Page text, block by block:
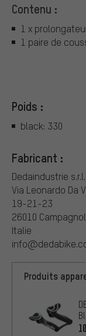
Contenu :
1 x
1 paire de
Poids :
black: 330
Fabricant :
Dedaindustrie s.r.l.
Via Leonardo Da
19-21-23
26010
Italie
Produits